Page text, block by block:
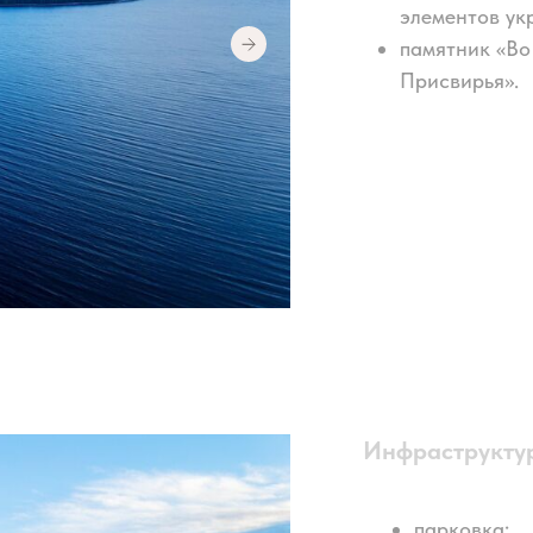
элементов
памятник
Присвирья».